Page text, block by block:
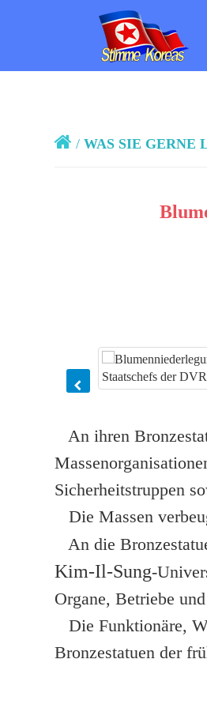
/ WAS SIE GERNE
An ihren
Sicherheitstruppen
Die Massen
An die
Kim-Il-Sung-
Organe, Betriebe
Die Funktionäre,
Bronzestatuen der